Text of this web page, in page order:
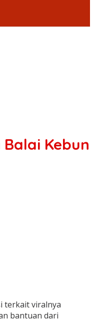
Kebun
terkait viralnya
bantuan dari